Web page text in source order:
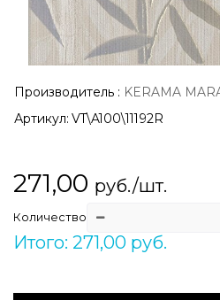
Производитель : KERAMA
Артикул: VT\A100\11192R
271,00 руб./шт.
Количество
Итого: 271,00 руб.